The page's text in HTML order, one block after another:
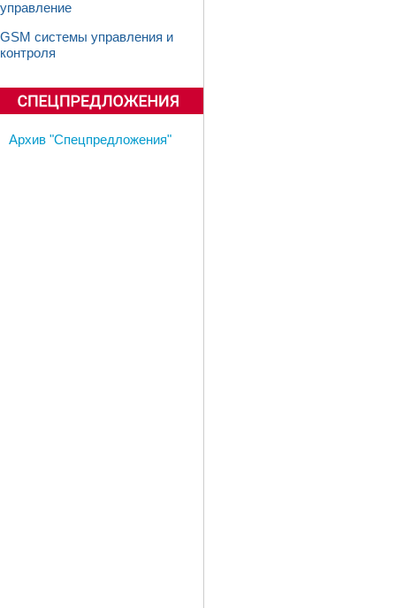
управление
GSM системы управления и
контроля
Архив "Спецпредложения"